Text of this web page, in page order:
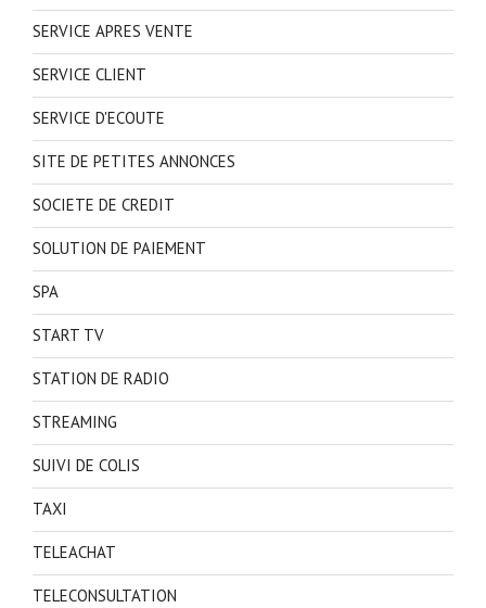
SERVICE APRES VENTE
SERVICE CLIENT
SERVICE D'ECOUTE
SITE DE PETITES ANNONCES
SOCIETE DE CREDIT
SOLUTION DE PAIEMENT
SPA
START TV
STATION DE RADIO
STREAMING
SUIVI DE COLIS
TAXI
TELEACHAT
TELECONSULTATION